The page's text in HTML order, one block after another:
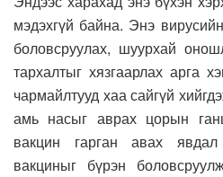
мэдэхгүй байна. Энэ
боловсруулах, шуурхай
тархалтыг хязгаарлах арга
чармайлтууд хаа сайгүй
амь насыг аврах цорын
вакцин гарган авах
вакциныг бүрэн